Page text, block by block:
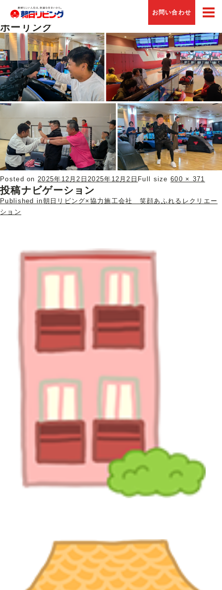
お問い合わせ
Previous Image
Next Image
ボーリング
Posted on 2025年12月2日2025年12月2日 Full size600 × 371
投稿ナビゲーション
Published in朝日リビング×協力施工会社 笑顔あふれるレクリエー
ション